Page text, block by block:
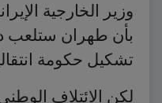
وزير الخارجية
بأن طهران ستلعب
تشكيل حكومة
لكن الائتلاف